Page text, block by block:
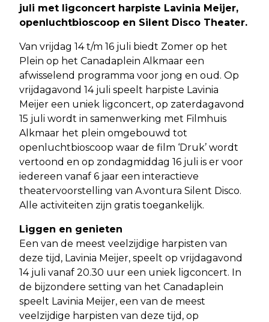
juli met ligconcert harpiste Lavinia Meijer,
openluchtbioscoop en Silent Disco Theater.
Van vrijdag 14 t/m 16 juli biedt Zomer op het
Plein op het Canadaplein Alkmaar een
afwisselend programma voor jong en oud. Op
vrijdagavond 14 juli speelt harpiste Lavinia
Meijer een uniek ligconcert, op zaterdagavond
15 juli wordt in samenwerking met Filmhuis
Alkmaar het plein omgebouwd tot
openluchtbioscoop waar de film ‘Druk’ wordt
vertoond en op zondagmiddag 16 juli is er voor
iedereen vanaf 6 jaar een interactieve
theatervoorstelling van A.vontura Silent Disco.
Alle activiteiten zijn gratis toegankelijk.
Liggen en genieten
Een van de meest veelzijdige harpisten van
deze tijd, Lavinia Meijer, speelt op vrijdagavond
14 juli vanaf 20.30 uur een uniek ligconcert. In
de bijzondere setting van het Canadaplein
speelt Lavinia Meijer, een van de meest
veelzijdige harpisten van deze tijd, op